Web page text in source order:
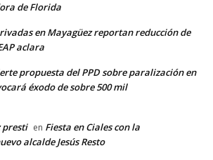
de Florida
en Mayagüez reportan reducción de
aclara
propuesta del PPD sobre paralización en
éxodo de sobre 500 mil
presti en Fiesta en Ciales con la
alcalde Jesús Resto